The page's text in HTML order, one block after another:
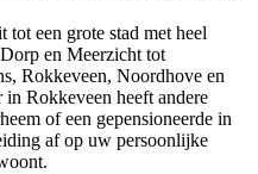
tot een grote stad met heel
en Meerzicht tot
Rokkeveen, Noordhove en
in Rokkeveen heeft andere
of een gepensioneerde in
af op uw persoonlijke